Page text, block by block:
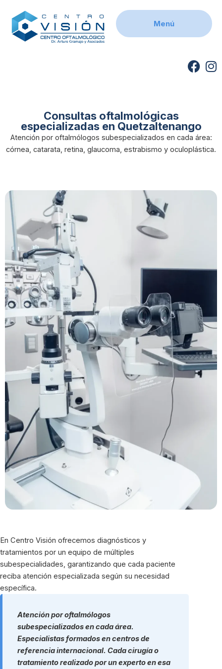
content
Menú
F
o
o
k
I
r
a
Consultas oftalmológicas
especializadas en Quetzaltenango
Atención por oftalmólogos subespecializados en cada área:
córnea, catarata, retina, glaucoma, estrabismo y oculoplástica.
En Centro Visión ofrecemos diagnósticos y
tratamientos por un equipo de múltiples
subespecialidades, garantizando que cada paciente
reciba atención especializada según su necesidad
específica.
Atención por oftalmólogos
subespecializados en cada área.
Especialistas formados en centros de
referencia internacional. Cada cirugía o
tratamiento realizado por un experto en esa